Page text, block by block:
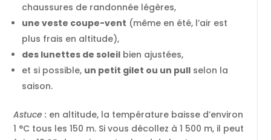
chaussures de randonnée légères,
une veste coupe-vent (même en été, l’air est
plus frais en altitude),
des lunettes de soleil bien ajustées,
et si possible, un petit gilet ou un pull selon la
saison.
Astuce : en altitude, la température baisse d’environ
1 °C tous les 150 m. Si vous décollez à 1 500 m, il peut